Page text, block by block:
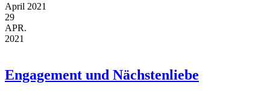
April 2021
29
APR.
2021
Engagement und Nächstenliebe